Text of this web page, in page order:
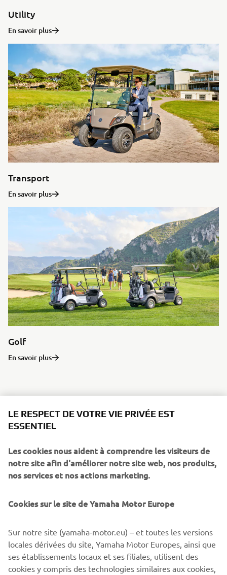
Utility
En savoir plus
Transport
En savoir plus
Golf
En savoir plus
Le système de gestion de cours le plus avancé.
LE RESPECT DE VOTRE VIE PRIVÉE EST
ESSENTIEL
Les cookies nous aident à comprendre les visiteurs de
notre site afin d'améliorer notre site web, nos produits,
nos services et nos actions marketing.
Cookies sur le site de Yamaha Motor Europe
Sur notre site (yamaha-motor.eu) – et toutes les versions
locales dérivées du site, Yamaha Motor Europes, ainsi que
ses établissements locaux et ses filiales, utilisent des
cookies y compris des technologies similaires aux cookies,